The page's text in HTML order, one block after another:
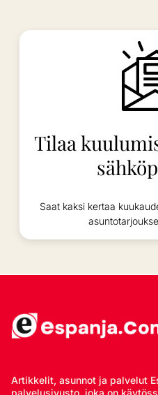
Tilaa
Saat kaksi kertaa
Artikkelit, asunnot ja palvelut
palvelusivusto, joka on